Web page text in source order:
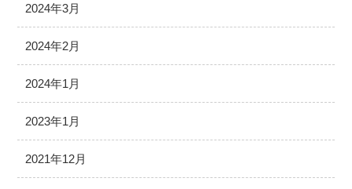
2024年3月
2024年2月
2024年1月
2023年1月
2021年12月